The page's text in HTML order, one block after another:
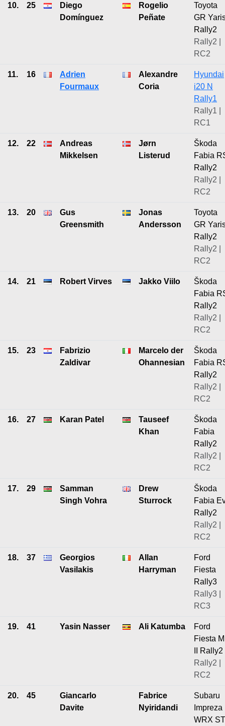
10. 25
Diego
Domínguez
Rogelio
Peñate
Toyota
GR
Rally2
Rally2 |
RC2
11. 16
Adrien
Fourmaux
Alexandre
Coria
Hyundai
i20 N
Rally1
Rally1 |
RC1
12. 22
Andreas
Mikkelsen
Jørn
Listerud
Škoda
Fabia
Rally2
Rally2 |
RC2
13. 20
Gus
Greensmith
Jonas
Andersson
Toyota
GR
Rally2
Rally2 |
RC2
14. 21 Robert Virves Jakko Viilo
Škoda
Fabia
Rally2
Rally2 |
RC2
15. 23
Fabrizio
Zaldivar
Marcelo der
Ohannesian
Škoda
Fabia
Rally2
Rally2 |
RC2
16. 27 Karan Patel
Tauseef
Khan
Škoda
Fabia
Rally2
Rally2 |
RC2
17. 29
Samman
Singh Vohra
Drew
Sturrock
Škoda
Fabia
Rally2
Rally2 |
RC2
18. 37
Georgios
Vasilakis
Allan
Harryman
Ford
Fiesta
Rally3
Rally3 |
RC3
19. 41 Yasin Nasser Ali Katumba
Ford
Fiesta
II Rally2
Rally2 |
RC2
20. 45
Giancarlo
Davite
Fabrice
Nyiridandi
Subaru
Impreza
WRX